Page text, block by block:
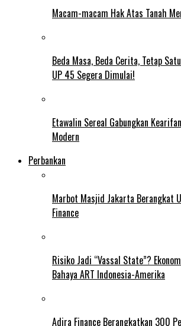
Macam-macam Hak Atas Tanah
Beda Masa, Beda Cerita, Tetap
UP 45 Segera Dimulai!
Etawalin Sereal Gabungkan
Modern
Perbankan
Marbot Masjid Jakarta Berangkat
Finance
Risiko Jadi “Vassal State”?
Bahaya ART Indonesia-Amerika
Adira Finance Berangkatkan 300